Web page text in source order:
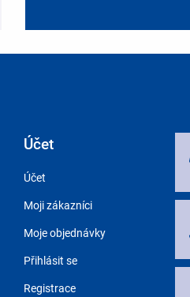
Účet
Účet
Moji zákazníci
Moje objednávky
Přihlásit se
Registrace